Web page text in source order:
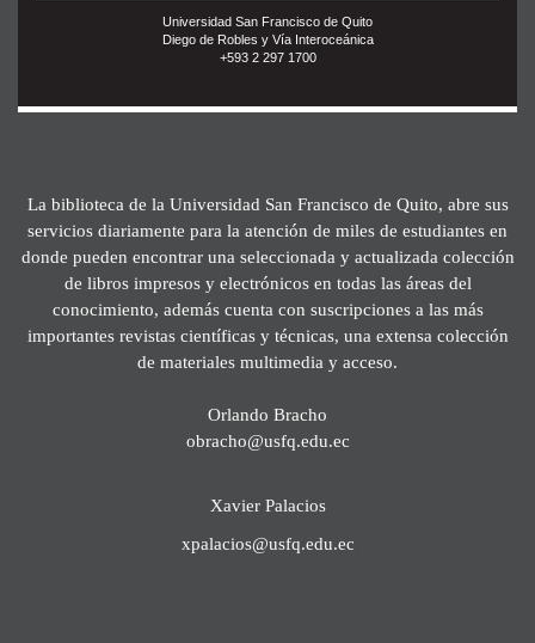
Universidad San Francisco de Quito
Diego de Robles y Vía Interoceánica
+593 2 297 1700
La biblioteca de la Universidad San Francisco de Quito, abre sus
servicios diariamente para la atención de miles de estudiantes en
donde pueden encontrar una seleccionada y actualizada colección
de libros impresos y electrónicos en todas las áreas del
conocimiento, además cuenta con suscripciones a las más
importantes revistas científicas y técnicas, una extensa colección
de materiales multimedia y acceso.
Orlando Bracho
obracho@usfq.edu.ec
Xavier Palacios
xpalacios@usfq.edu.ec